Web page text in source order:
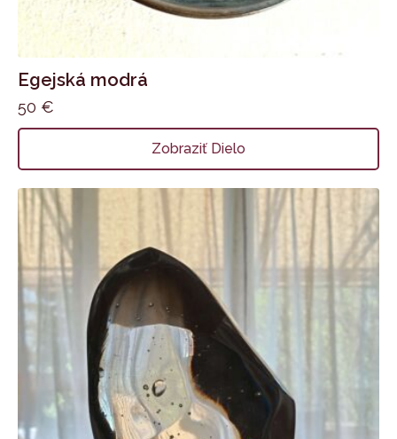
Egejská modrá
50 €
Zobraziť Dielo